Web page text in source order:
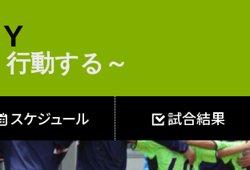
行動する～
スケジュール 試合結果